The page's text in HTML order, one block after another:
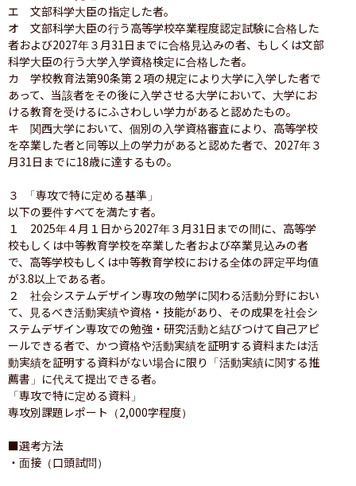
エ　文部科学大臣の指定した者。
オ　文部科学大臣の行う高等学校卒業程度認定試験に合格した
者および2027年３月31日までに合格見込みの者、もしくは文部
科学大臣の行う大学入学資格検定に合格した者。
カ　学校教育法第90条第２項の規定により大学に入学した者で
あって、当該者をその後に入学させる大学において、大学にお
ける教育を受けるにふさわしい学力があると認めたもの。
キ　関西大学において、個別の入学資格審査により、高等学校
を卒業した者と同等以上の学力があると認めた者で、2027年３
月31日までに18歳に達するもの。
３ 「専攻で特に定める基準」
以下の要件すべてを満たす者。
１　2025年４月１日から2027年３月31日までの間に、高等学
校もしくは中等教育学校を卒業した者および卒業見込みの者
で、高等学校もしくは中等教育学校における全体の評定平均値
が3.8以上である者。
２　社会システムデザイン専攻の勉学に関わる活動分野におい
て、見るべき活動実績や資格・技能があり、その成果を社会シ
ステムデザイン専攻での勉強・研究活動と結びつけて自己アピ
ールできる者で、かつ資格や活動実績を証明する資料または活
動実績を証明する資料がない場合に限り「活動実績に関する推
薦書」に代えて提出できる者。
「専攻で特に定める資料」
専攻別課題レポート（2,000字程度）
■選考方法
・面接（口頭試問）